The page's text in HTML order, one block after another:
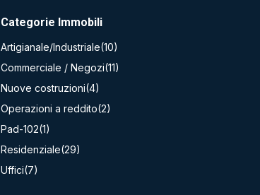
Categorie Immobili
Artigianale/Industriale(10)
Commerciale / Negozi(11)
Nuove costruzioni(4)
Operazioni a reddito(2)
Pad-102(1)
Residenziale(29)
Uffici(7)